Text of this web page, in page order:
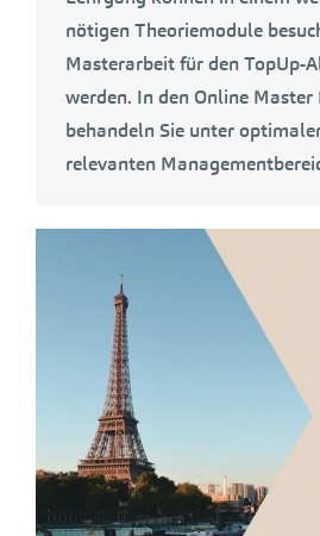
nötigen Theoriemodule
Masterarbeit für den TopUp-
werden. In den Online Master
behandeln Sie unter
relevanten